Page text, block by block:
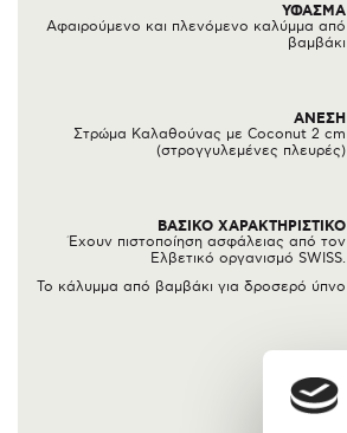
ΥΦΑΣΜA
Αφαιρούμενο και πλενόμενο καλύμμα από
βαμβάκι
ΑΝΕΣΗ
Στρώμα Καλαθούνας με Coconut 2 cm
(στρογγυλεμένες πλευρές)
ΒΑΣΙΚΟ ΧΑΡΑΚΤΗΡΙΣΤΙΚΟ
Έχουν πιστοποίηση ασφάλειας από τον
Ελβετικό οργανισμό SWISS.
Το κάλυμμα από βαμβάκι για δροσερό ύπνο